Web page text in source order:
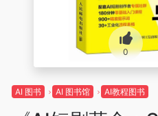
0
AI 图书 AI 图书馆 AI教程图书